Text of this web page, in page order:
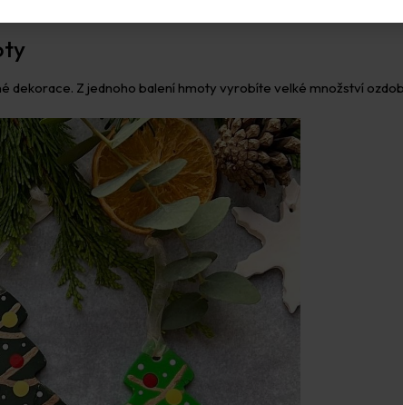
dekorace. Z jednoho balení hmoty vyrobíte velké množství